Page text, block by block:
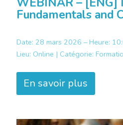
Fundamentals and
Date: 28 mars 2026 – Heure:
Lieu: Online | Catégorie:
En savoir plus